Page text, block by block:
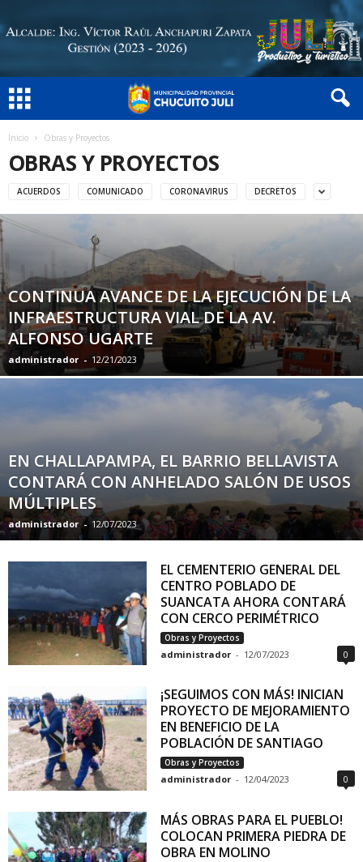
Inicio Obras y Proyectos
OBRAS Y PROYECTOS
ACUERDOS COMUNICADO CORONAVIRUS DECRETOS
CONTINUA AVANCE DE LA EJECUCIÓN DE LA
INFRAESTRUCTURA VIAL DE LA AV.
ALFONSO UGARTE
administrador - 12/21/2023
EN CHALLAPAMPA, EL BARRIO BELLAVISTA
CONTARÁ CON ANHELADO SALÓN DE USOS
MÚLTIPLES
administrador - 12/07/2023
EL CEMENTERIO GENERAL DEL
CENTRO POBLADO DE
SUANCATA AHORA CONTARÁ
CON CERCO PERIMÉTRICO
Obras y Proyectos
administrador - 12/07/2023 0
¡SEGUIMOS CON MÁS! INICIAN
PROYECTO DE MEJORAMIENTO
EN BENEFICIO DE LA
POBLACIÓN DE SANTIAGO
Obras y Proyectos
administrador - 12/04/2023 0
MÁS OBRAS PARA EL PUEBLO!
COLOCAN PRIMERA PIEDRA DE
OBRA EN MOLINO